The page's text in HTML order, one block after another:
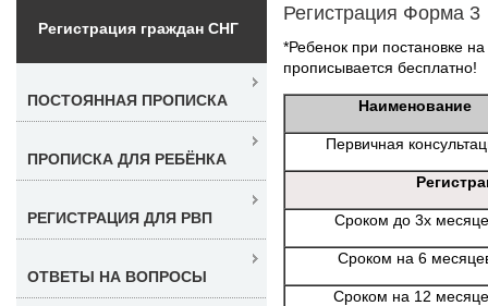
Регистрация Форма 3
*Ребенок при постановке
прописывается бесплатно!
Наименование
Первичная
Сроком до 3х
Сроком на 6
Сроком на 12
Регистрация граждан СНГ
ПОСТОЯННАЯ ПРОПИСКА
ПРОПИСКА ДЛЯ РЕБЁНКА
РЕГИСТРАЦИЯ ДЛЯ РВП
ОТВЕТЫ НА ВОПРОСЫ